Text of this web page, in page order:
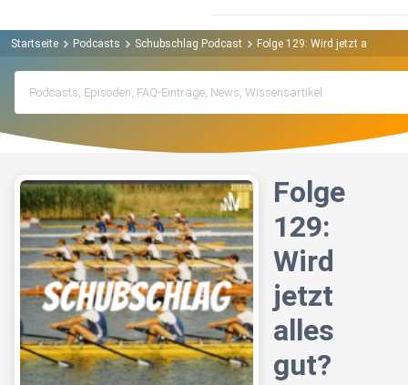
Startseite Podcasts Schubschlag Podcast Folge 129: Wird jetzt alles gut?
Folge
129:
Wird
jetzt
alles
gut?